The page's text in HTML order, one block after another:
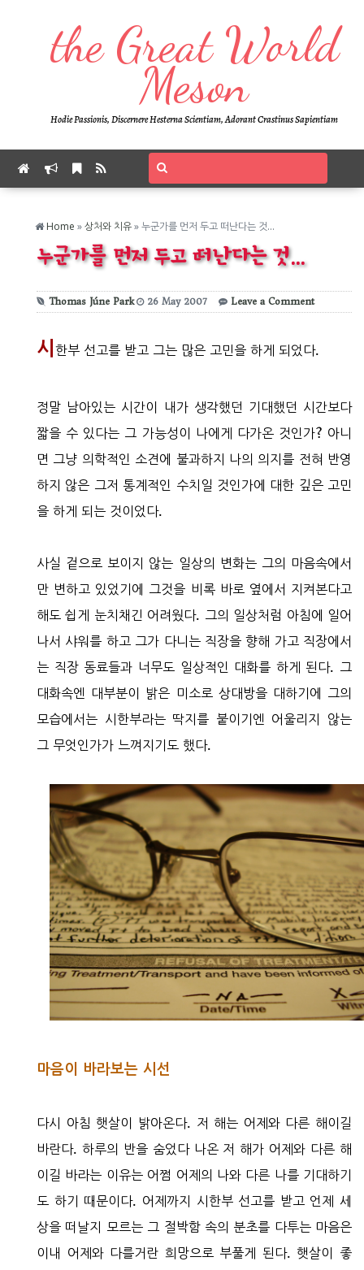
the Great World
Meson
Hodie Passionis, Discernere Hesterna Scientiam, Adorant Crastinus Sapientiam
Home »상처와 치유»누군가를 먼저 두고 떠난다는 것...
누군가를 먼저 두고 떠난다는 것...
Thomas Júne Park 26 May 2007 Leave a Comment
시 한부 선고를 받고 그는 많은 고민을 하게 되었다.
정말 남아있는 시간이 내가 생각했던 기대했던 시간보다
짧을 수 있다는 그 가능성이 나에게 다가온 것인가? 아니
면 그냥 의학적인 소견에 불과하지 나의 의지를 전혀 반영
하지 않은 그저 통계적인 수치일 것인가에 대한 깊은 고민
을 하게 되는 것이었다.
사실 겉으로 보이지 않는 일상의 변화는 그의 마음속에서
만 변하고 있었기에 그것을 비록 바로 옆에서 지켜본다고
해도 쉽게 눈치채긴 어려웠다. 그의 일상처럼 아침에 일어
나서 샤워를 하고 그가 다니는 직장을 향해 가고 직장에서
는 직장 동료들과 너무도 일상적인 대화를 하게 된다. 그
대화속엔 대부분이 밝은 미소로 상대방을 대하기에 그의
모습에서는 시한부라는 딱지를 붙이기엔 어울리지 않는
그 무엇인가가 느껴지기도 했다.
마음이 바라보는 시선
다시 아침 햇살이 밝아온다. 저 해는 어제와 다른 해이길
바란다. 하루의 반을 숨었다 나온 저 해가 어제와 다른 해
이길 바라는 이유는 어쩜 어제의 나와 다른 나를 기대하기
도 하기 때문이다. 어제까지 시한부 선고를 받고 언제 세
상을 떠날지 모르는 그 절박함 속의 분초를 다투는 마음은
이내 어제와 다를거란 희망으로 부풀게 된다. 햇살이 좋